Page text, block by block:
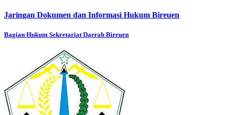
Jaringan Dokumen dan Informasi Hukum Bireuen
Bagian Hukum Sekretariat Daerah Bireuen